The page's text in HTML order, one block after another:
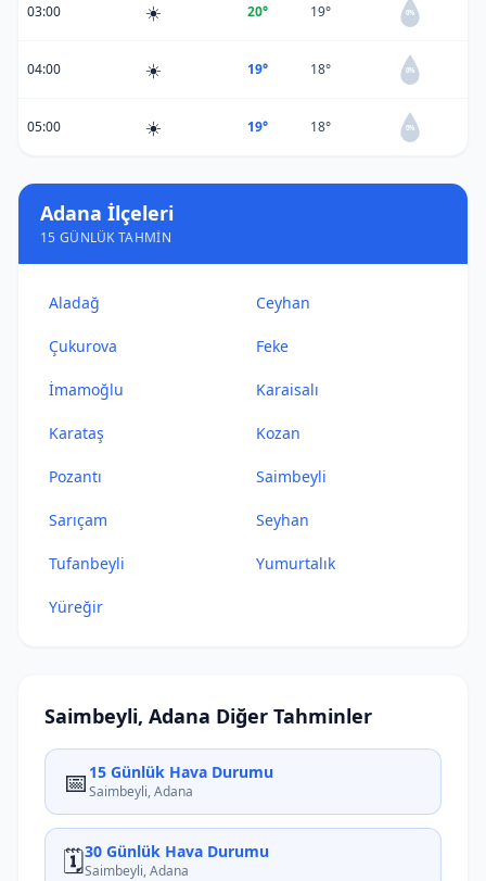
03:00 ☀️ 20° 19° 0%
04:00 ☀️ 19° 18° 0%
05:00 ☀️ 19° 18° 0%
Adana İlçeleri
15 GÜNLÜK TAHMIN
Aladağ Ceyhan
Çukurova Feke
İmamoğlu Karaisalı
Karataş Kozan
Pozantı Saimbeyli
Sarıçam Seyhan
Tufanbeyli Yumurtalık
Yüreğir
Saimbeyli, Adana Diğer Tahminler
📅 15 Günlük Hava Durumu
Saimbeyli, Adana
🗓️30 Günlük Hava Durumu
Saimbeyli, Adana